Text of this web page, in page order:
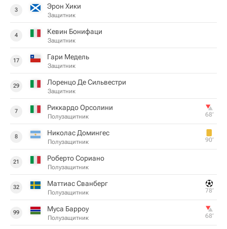
3 Эрон Хики
Защитник
4 Кевин Бонифаци
Защитник
17 Гари Медель
Защитник
29 Лоренцо Де Сильвестри
Защитник
7 Риккардо Орсолини
Полузащитник 68‎’‎
8 Николас Домингес
Полузащитник 90‎’‎
21 Роберто Сориано
Полузащитник
32 Маттиас Сванберг
Полузащитник 78‎’‎
99 Муса Барроу
Полузащитник 68‎’‎